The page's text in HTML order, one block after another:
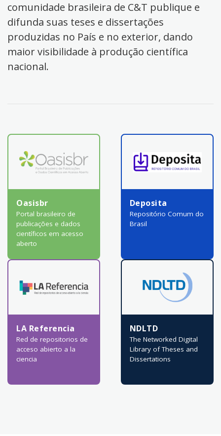
comunidade brasileira de C&T publique e
difunda suas teses e dissertações
produzidas no País e no exterior, dando
maior visibilidade à produção científica
nacional.
Oasisbr
Portal brasileiro de
publicações e dados
científicos em acesso
aberto
Deposita
Repositório Comum do
Brasil
LA Referencia
Red de repositorios de
acceso abierto a la
ciencia
NDLTD
The Networked Digital
Library of Theses and
Dissertations